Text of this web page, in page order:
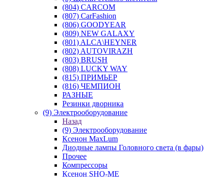
(804) CARCOM
(807) CarFashion
(806) GOODYEAR
(809) NEW GALAXY
(801) ALCA\HEYNER
(802) AUTOVIRAZH
(803) BRUSH
(808) LUCKY WAY
(815) ПРИМЬЕР
(816) ЧЕМПИОН
РАЗНЫЕ
Резинки дворника
(9) Электрооборудование
Назад
(9) Электрооборудование
Ксенон MaxLum
Диодные лампы Головного света (в фары)
Прочее
Компрессоры
Ксенон SHO-ME